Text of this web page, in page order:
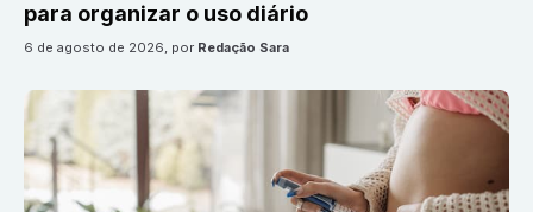
para organizar o uso diário
6 de agosto de 2026, por Redação Sara